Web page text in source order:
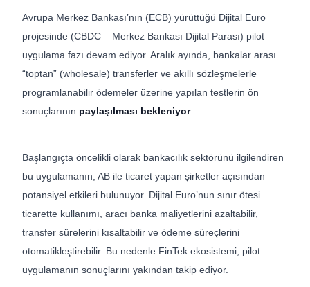
Avrupa Merkez Bankası’nın (ECB) yürüttüğü Dijital Euro
projesinde (CBDC – Merkez Bankası Dijital Parası) pilot
uygulama fazı devam ediyor. Aralık ayında, bankalar arası
“toptan” (wholesale) transferler ve akıllı sözleşmelerle
programlanabilir ödemeler üzerine yapılan testlerin ön
sonuçlarının paylaşılması bekleniyor.
Başlangıçta öncelikli olarak bankacılık sektörünü ilgilendiren
bu uygulamanın, AB ile ticaret yapan şirketler açısından
potansiyel etkileri bulunuyor. Dijital Euro’nun sınır ötesi
ticarette kullanımı, aracı banka maliyetlerini azaltabilir,
transfer sürelerini kısaltabilir ve ödeme süreçlerini
otomatikleştirebilir. Bu nedenle FinTek ekosistemi, pilot
uygulamanın sonuçlarını yakından takip ediyor.